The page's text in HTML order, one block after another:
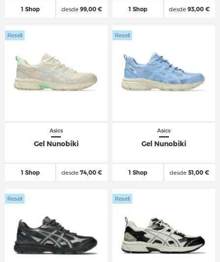
1 Shop desde99,00 € 1 Shop desde 93,00 €
Asics
Gel Nunobiki
1 Shop
Resell
desde74,00 €
Asics
Gel Nunobiki
1 Shop
Resell
desde 51,00 €
Resell Resell